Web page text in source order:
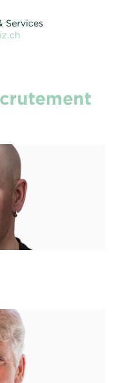
Services